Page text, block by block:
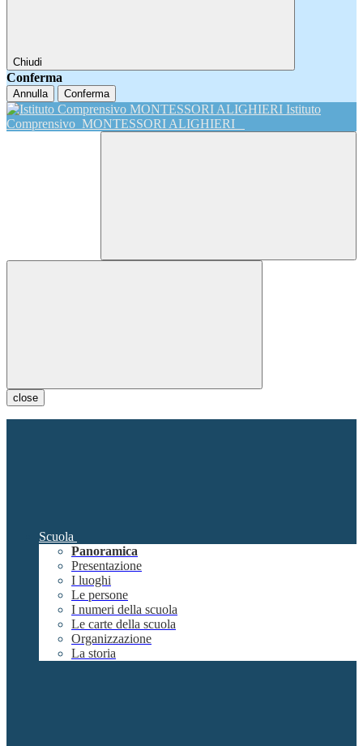
Chiudi
Conferma
Annulla Conferma
Istituto
Comprensivo MONTESSORI ALIGHIERI
close
Scuola
Panoramica
Presentazione
I luoghi
Le persone
I numeri della scuola
Le carte della scuola
Organizzazione
La storia